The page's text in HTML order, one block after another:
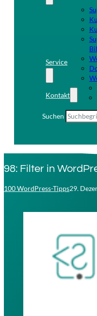
Service
Kontakt
Suchen
98: Filter in
100 WordPress-Tipps29.